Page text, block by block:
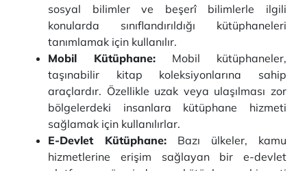
sosyal bilimler ve beşerî bilimlerle ilgili
konularda sınıflandırıldığı kütüphaneleri
tanımlamak için kullanılır.
Mobil Kütüphane: Mobil kütüphaneler,
taşınabilir kitap koleksiyonlarına sahip
araçlardır. Özellikle uzak veya ulaşılması zor
bölgelerdeki insanlara kütüphane hizmeti
sağlamak için kullanılırlar.
E-Devlet Kütüphane: Bazı ülkeler, kamu
hizmetlerine erişim sağlayan bir e-devlet